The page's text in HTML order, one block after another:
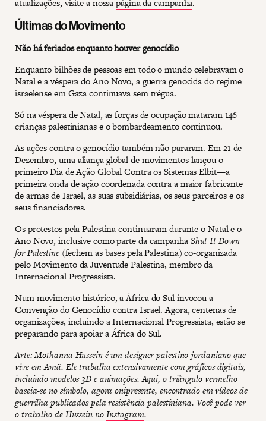
atualizações, visite a nossapágina da campanha.
Últimas do Movimento
Não há feriados enquanto houver genocídio
Enquanto bilhões de pessoas em todo o mundo celebravam o
Natal e a véspera do Ano Novo, a guerra genocida do regime
israelense em Gaza continuava sem trégua.
Só na véspera de Natal, as forças de ocupação mataram 146
crianças palestinianas e o bombardeamento continuou.
As ações contra o genocídio também não pararam. Em 21 de
Dezembro, uma aliança global de movimentos lançou o
primeiro Dia de Ação Global Contra os Sistemas Elbit—a
primeira onda de ação coordenada contra a maior fabricante
de armas de Israel, as suas subsidiárias, os seus parceiros e os
seus financiadores.
Os protestos pela Palestina continuaram durante o Natal e o
Ano Novo, inclusive como parte da campanhaShut It Down
for Palestine(fechem as bases pela Palestina) co-organizada
pelo Movimento da Juventude Palestina, membro da
Internacional Progressista.
Num movimento histórico, a África do Sul invocou a
Convenção do Genocídio contra Israel. Agora, centenas de
organizações, incluindo a Internacional Progressista, estão se
preparandopara apoiar a África do Sul.
Arte: Mothanna Hussein é um designer palestino-jordaniano que
vive em Amã. Ele trabalha extensivamente com gráficos digitais,
incluindo modelos 3D e animações. Aqui, o triângulo vermelho
baseia-se no símbolo, agora onipresente, encontrado em vídeos de
guerrilha publicados pela resistência palestiniana. Você pode ver
o trabalho de Hussein noInstagram.